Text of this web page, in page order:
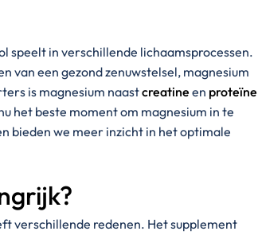
speelt in verschillende lichaamsprocessen.
van een gezond zenuwstelsel, magnesium
is magnesium naastcreatine en proteïne
het beste moment om magnesium in te
bieden we meer inzicht in het optimale
verschillende redenen. Het supplement